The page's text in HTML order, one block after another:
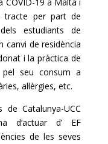
tracte per part de
estudiants de
canvi de residència
i la pràctica de
seu consum a
al·lèrgies, etc.
Catalunya-UCC
d’actuar d’ EF
de les seves